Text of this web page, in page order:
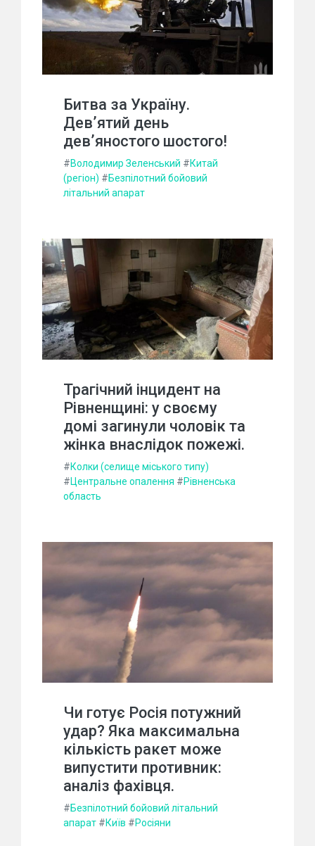
Битва за Україну.
Дев’ятий день
дев’яностого шостого!
#Володимир Зеленський #Китай
(регіон) #Безпілотний бойовий
літальний апарат
Трагічний інцидент на
Рівненщині: у своєму
домі загинули чоловік та
жінка внаслідок пожежі.
#Колки (селище міського типу)
#Центральне опалення #Рівненська
область
Чи готує Росія потужний
удар? Яка максимальна
кількість ракет може
випустити противник:
аналіз фахівця.
#Безпілотний бойовий літальний
апарат #Київ #Росіяни